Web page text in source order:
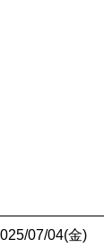
07/04(金)